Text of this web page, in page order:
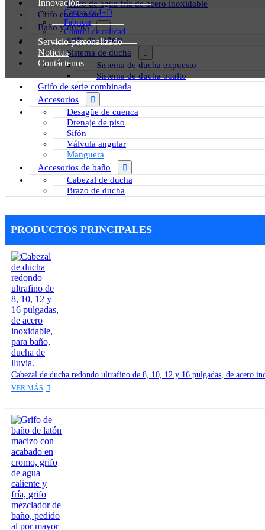
Innovación
Centro de I+D
Fabricar
Control de calidad
Servicio personalizado
Noticias
Contáctenos
Grifo de agua fría de acero inoxidable
Grifo con sensor
Baño y ducha
grifo de bañera
Sistema de ducha
Sistema de ducha expuesto
Sistema de ducha oculto
Grifo de serie combinada
Accesorios
Desagüe de cuenca
Drenaje de piso
Sifón
Válvula angular
Manguera
Accesorios de baño
Cabezal de ducha
Brazo de ducha
PRODUCTOS PRINCIPALES
Cabezal de ducha redondo ultrafino de 8, 10, 12 y 16 pulgadas, de acero
VER MÁS